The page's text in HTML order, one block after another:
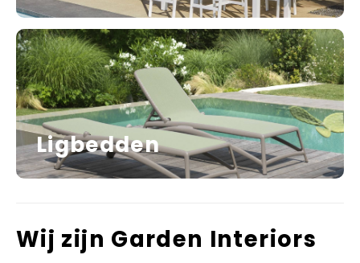
Ligbedden
Wij zijn Garden Interiors